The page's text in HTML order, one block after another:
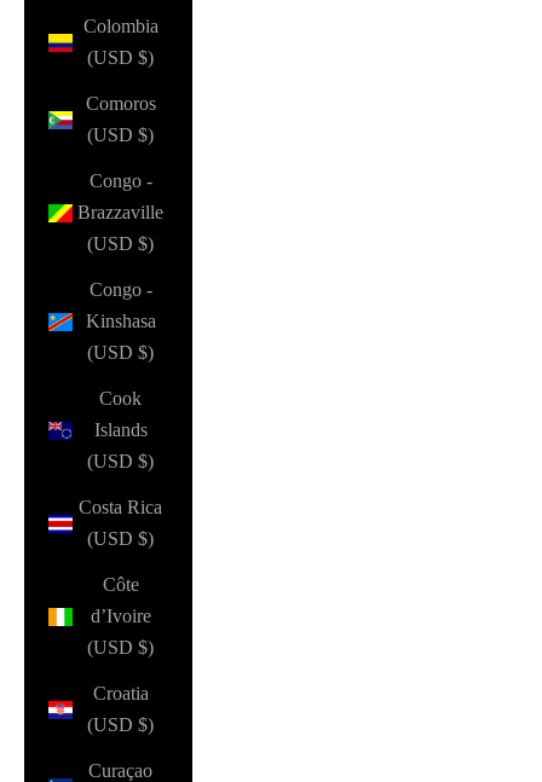
Colombia
(USD $)
Comoros
(USD $)
Congo -
Brazzaville
(USD $)
Congo -
Kinshasa
(USD $)
Cook
Islands
(USD $)
Costa Rica
(USD $)
Côte
d’Ivoire
(USD $)
Croatia
(USD $)
Curaçao